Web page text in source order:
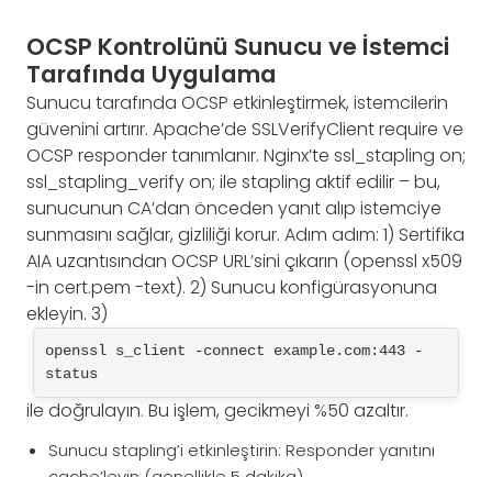
OCSP Kontrolünü Sunucu ve İstemci
Tarafında Uygulama
Sunucu tarafında OCSP etkinleştirmek, istemcilerin
güvenini artırır. Apache’de SSLVerifyClient require ve
OCSP responder tanımlanır. Nginx’te ssl_stapling on;
ssl_stapling_verify on; ile stapling aktif edilir – bu,
sunucunun CA’dan önceden yanıt alıp istemciye
sunmasını sağlar, gizliliği korur. Adım adım: 1) Sertifika
AIA uzantısından OCSP URL’sini çıkarın (openssl x509
-in cert.pem -text). 2) Sunucu konfigürasyonuna
ekleyin. 3)
openssl s_client -connect example.com:443 -
status
ile doğrulayın. Bu işlem, gecikmeyi %50 azaltır.
Sunucu stapling’i etkinleştirin: Responder yanıtını